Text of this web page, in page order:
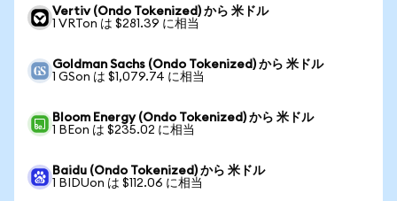
Vertiv (Ondo Tokenized) から 米ドル
1 VRTon は $281.39 に相当
Goldman Sachs (Ondo Tokenized) から 米ドル
1 GSon は $1,079.74 に相当
Bloom Energy (Ondo Tokenized) から 米ドル
1 BEon は $235.02 に相当
Baidu (Ondo Tokenized) から 米ドル
1 BIDUon は $112.06 に相当